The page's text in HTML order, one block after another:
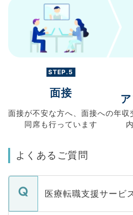
STEP.5
面接
面接が不安な方へ、 面接への
同席も行っています
年収
よくあるご質問
医療転職支援サービ